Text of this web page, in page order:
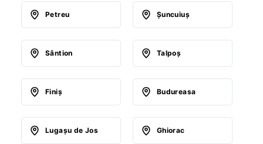
Petreu Şuncuiuş
Sântion Talpoş
Finiş Budureasa
Lugaşu de Jos Ghiorac